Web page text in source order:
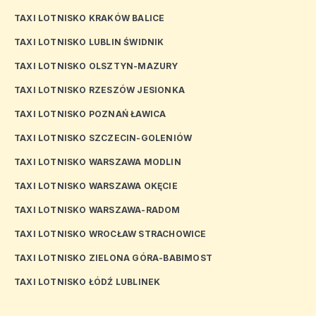
TAXI LOTNISKO KRAKÓW BALICE
TAXI LOTNISKO LUBLIN ŚWIDNIK
TAXI LOTNISKO OLSZTYN-MAZURY
TAXI LOTNISKO RZESZÓW JESIONKA
TAXI LOTNISKO POZNAŃ ŁAWICA
TAXI LOTNISKO SZCZECIN-GOLENIÓW
TAXI LOTNISKO WARSZAWA MODLIN
TAXI LOTNISKO WARSZAWA OKĘCIE
TAXI LOTNISKO WARSZAWA-RADOM
TAXI LOTNISKO WROCŁAW STRACHOWICE
TAXI LOTNISKO ZIELONA GÓRA-BABIMOST
TAXI LOTNISKO ŁÓDŹ LUBLINEK